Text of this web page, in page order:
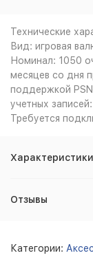
Технические
Вид: игровая
Номинал: 1050
месяцев со дня
поддержкой
учетных
Требуется
Характеристики
Отзывы
Категории: